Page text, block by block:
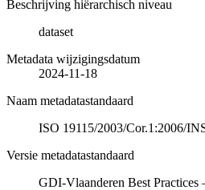
Beschrijving hiërarchisch niveau
dataset
Metadata wijzigingsdatum
2024-11-18
Naam metadatastandaard
ISO 19115/2003/Cor.1:2006/
Versie metadatastandaard
GDI-Vlaanderen Best Practices